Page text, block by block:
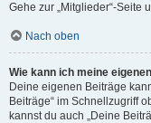
Gehe zur „Mitglieder“-Seite
Nach oben
Wie kann ich meine
Deine eigenen Beiträge
Beiträge“ im Schnellzugriff
kannst du auch „Deine